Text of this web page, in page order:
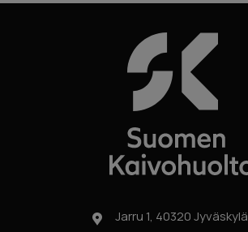
Jarru 1, 40320 Jyväskylä